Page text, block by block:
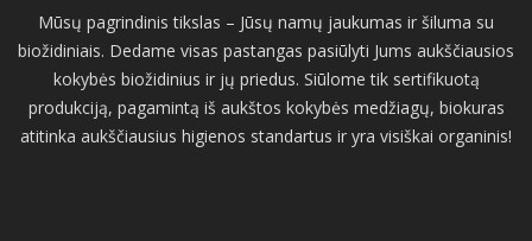
Mūsų pagrindinis tikslas – Jūsų namų jaukumas ir šiluma su
biožidiniais. Dedame visas pastangas pasiūlyti Jums aukščiausios
kokybės biožidinius ir jų priedus. Siūlome tik sertifikuotą
produkciją, pagamintą iš aukštos kokybės medžiagų, biokuras
atitinka aukščiausius higienos standartus ir yra visiškai organinis!